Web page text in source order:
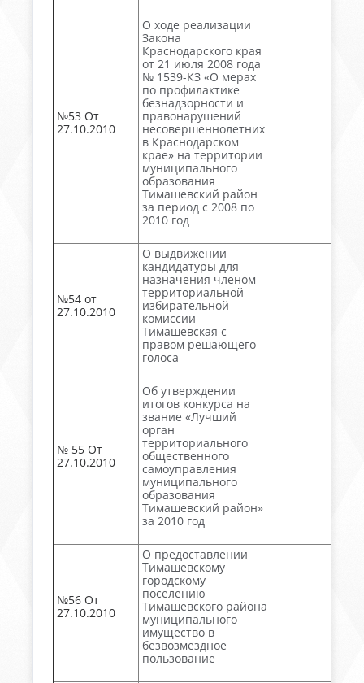
№53 От
27.10.2010
О ходе реализации
Закона
Краснодарского края
от 21 июля 2008 года
№ 1539-КЗ «О мерах
по профилактике
безнадзорности и
правонарушений
несовершеннолетних
в Краснодарском
крае» на территории
муниципального
образования
Тимашевский район
за период с 2008 по
2010 год
№54 от
27.10.2010
О выдвижении
кандидатуры для
назначения членом
территориальной
избирательной
комиссии
Тимашевская с
правом решающего
голоса
№ 55 От
27.10.2010
Об утверждении
итогов конкурса на
звание «Лучший
орган
территориального
общественного
самоуправления
муниципального
образования
Тимашевский район»
за 2010 год
№56 От
27.10.2010
О предоставлении
Тимашевскому
городскому
поселению
Тимашевского района
муниципального
имущество в
безвозмездное
пользование